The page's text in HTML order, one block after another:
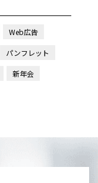
Web広告
パンフレット
新年会